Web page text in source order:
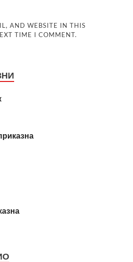
AND WEBSITE IN THIS
TIME I COMMENT.